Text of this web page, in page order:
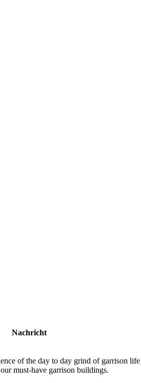
Nachricht
of the day to day grind of garrison
must-have garrison buildings.